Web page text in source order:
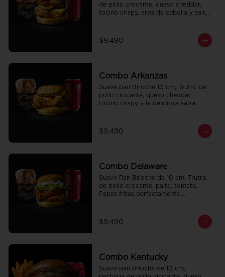
de pollo crocante, queso cheddar,
tocino crispy, aros de cebolla y salsa
elección.
$9.490
Combo Arkanzas
Suave pan Brioche 10 cm, Trutro de
pollo crocante, queso cheddar,
tocino crispy y la deliciosa salsa
de la casa de regalo a elección y una
Bebida de 350cc a elección.
$9.490
Combo Delaware
Suave Pan Brioche de 10 cm, Trutro
de pollo crocante, palta, tomate.
Papas fritas perfectamente
350cc a elección.
$9.490
Combo Kentucky
Suave pan brioche de 10 cm,